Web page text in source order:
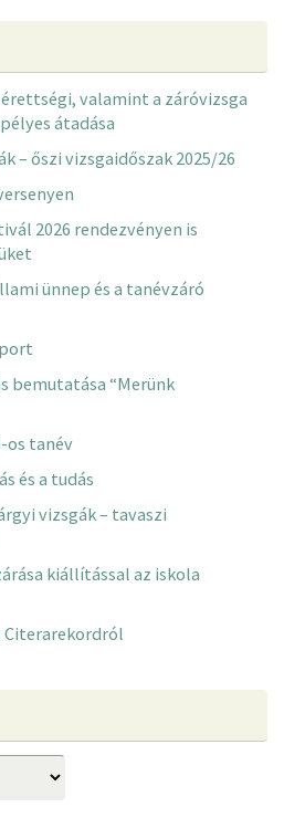
valamint a záróvizsga
átadása
– őszi vizsgaidőszak 2025/26
2026 rendezvényen is
ünnep és a tanévzáró
bemutatása “Merünk
os tanév
és a tudás
vizsgák – tavaszi
kiállítással az iskola
Citerarekordról